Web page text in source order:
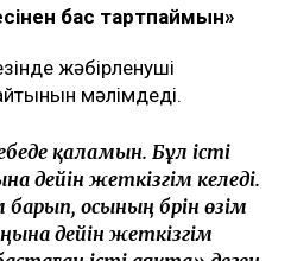
бас тартуды
жағдайға қарамастан,
айтты, деп